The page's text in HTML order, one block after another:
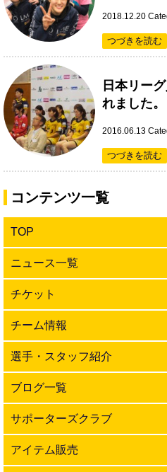
2018.12.20
つづきを読む
日本リー
れました。
2016.06.13
つづきを読む
コンテンツ一覧
TOP
ニュース一覧
チケット
チーム情報
選手・スタッフ紹介
ブログ一覧
サポーターズクラブ
アイテム販売